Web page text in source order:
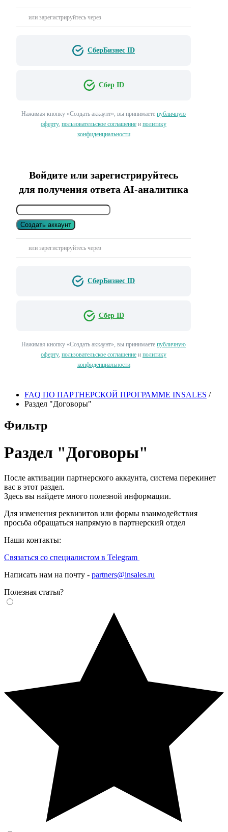
или зарегистрируйтесь через
СберБизнес ID
Сбер ID
Нажимая кнопку «Создать аккаунт», вы принимаете публичную
оферту, пользовательское соглашение и политику
конфиденциальности
Войдите или зарегистрируйтесь
для получения ответа AI-аналитика
Создать аккаунт
или зарегистрируйтесь через
СберБизнес ID
Сбер ID
Нажимая кнопку «Создать аккаунт», вы принимаете публичную
оферту, пользовательское соглашение и политику
конфиденциальности
FAQ ПО ПАРТНЕРСКОЙ ПРОГРАММЕ INSALES /
Раздел "Договоры"
Фильтр
Раздел "Договоры"
После активации партнерского аккаунта, система перекинет
вас в этот раздел.
Здесь вы найдете много полезной информации.
Для изменения реквизитов или формы взаимодействия
просьба обращаться напрямую в партнерский отдел
Наши контакты:
Связаться со специалистом в Telegram
Написать нам на почту - partners@insales.ru
Полезная статья?